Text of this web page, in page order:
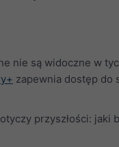
nie są widoczne w
zapewnia dostęp do
przyszłości: